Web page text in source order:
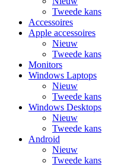
Tweede kans
Accessoires
Apple accessoires
Nieuw
Tweede kans
Monitors
Windows Laptops
Nieuw
Tweede kans
Windows Desktops
Nieuw
Tweede kans
Android
Nieuw
Tweede kans